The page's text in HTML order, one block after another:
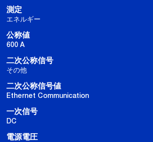
測定
エネルギー
公称値
600 A
二次公称信号
その他
二次公称信号値
Ethernet Communication
一次信号
DC
電源電圧